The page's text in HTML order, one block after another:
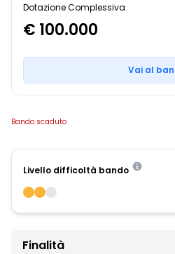
Dotazione Complessiva
€ 100.000
Vai al
Bando scaduto
Livello difficoltà bando
Finalità